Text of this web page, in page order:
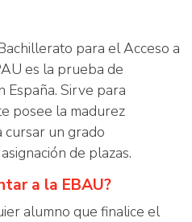
para el Acceso a
es la prueba de
España. Sirve para
posee la madurez
cursar un grado
de plazas.
a la EBAU?
alumno que finalice el